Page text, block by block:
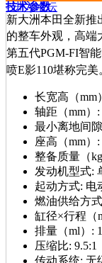
技术参数
>进入论坛
新大洲本田全新推
的整车外观，高端
第五代PGM-FI智
喷E影110堪称完美
长宽高（mm
轴距（mm）:
最小离地间
座高（mm）:
整备质量（
发动机型式:
起动方式: 电
燃油供给方
缸径×行程（
排量（ml）:
压缩比: 9.5:1